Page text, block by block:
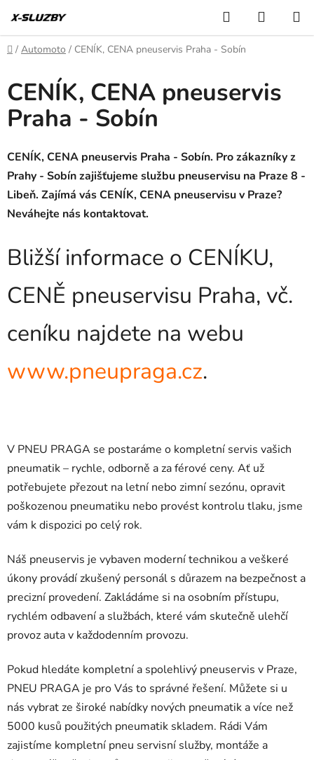
na
obsah
Hledat
KOŠÍK
Domů
/ Automoto / CENÍK, CENA pneuservis Praha - Sobín
CENÍK, CENA pneuservis
Praha - Sobín
CENÍK, CENA pneuservis Praha - Sobín. Pro zákazníky z
Prahy - Sobín zajišťujeme službu pneuservisu na Praze 8 -
Libeň. Zajímá vás CENÍK, CENA pneuservisu v Praze?
Neváhejte nás kontaktovat.
Bližší informace o CENÍKU,
CENĚ pneuservisu Praha, vč.
ceníku najdete na webu
www.pneupraga.cz.
V PNEU PRAGA se postaráme o kompletní servis vašich
pneumatik – rychle, odborně a za férové ceny. Ať už
potřebujete přezout na letní nebo zimní sezónu, opravit
poškozenou pneumatiku nebo provést kontrolu tlaku, jsme
vám k dispozici po celý rok.
Náš pneuservis je vybaven moderní technikou a veškeré
úkony provádí zkušený personál s důrazem na bezpečnost a
precizní provedení. Zakládáme si na osobním přístupu,
rychlém odbavení a službách, které vám skutečně ulehčí
provoz auta v každodenním provozu.
Pokud hledáte kompletní a spolehlivý pneuservis v Praze,
PNEU PRAGA je pro Vás to správné řešení. Můžete si u
nás vybrat ze široké nabídky nových pneumatik a více než
5000 kusů použitých pneumatik skladem. Rádi Vám
zajistíme kompletní pneu servisní služby, montáže a